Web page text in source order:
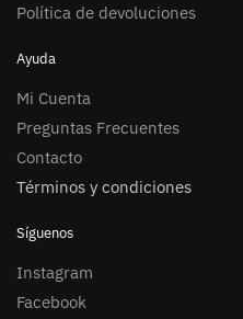
Política de devoluciones
Ayuda
Mi Cuenta
Preguntas Frecuentes
Contacto
Términos y condiciones
Síguenos
Instagram
Facebook